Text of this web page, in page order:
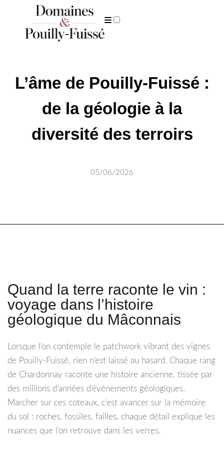
L’âme de Pouilly-Fuissé :
de la géologie à la
diversité des terroirs
05/06/2026
Quand la terre raconte le vin :
voyage dans l’histoire
géologique du Mâconnais
Lorsque l’on contemple le patchwork vibrant des vignes
de Pouilly-Fuissé, rien n’est laissé au hasard. Chaque rang
de Chardonnay raconte une histoire ancienne, tissée par
des millions d’années d’événements géologiques.
Marcher sur ces coteaux, c’est avancer sur la mémoire
du sol : roches, fossiles, failles, chaque détail explique les
nuances que l’on retrouve dans les verres.